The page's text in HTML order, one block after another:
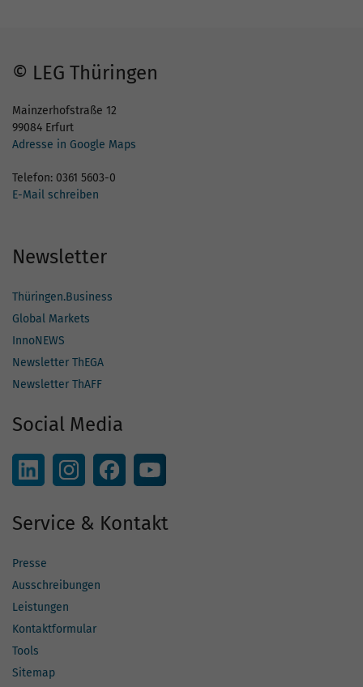
© LEG Thüringen
Mainzerhofstraße 12
99084 Erfurt
Adresse in Google Maps
Telefon: 0361 5603-0
E-Mail schreiben
Newsletter
Thüringen.Business
Global Markets
InnoNEWS
Newsletter ThEGA
Newsletter ThAFF
Social Media
Service & Kontakt
Presse
Ausschreibungen
Leistungen
Kontaktformular
Tools
Sitemap